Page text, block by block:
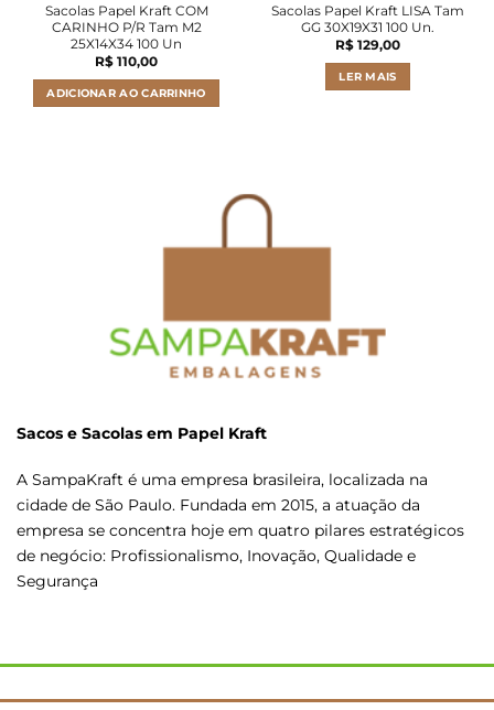
Sacolas Papel Kraft COM
CARINHO P/R Tam M2
25X14X34 100 Un
R$ 110,00
ADICIONAR AO CARRINHO
Sacolas Papel Kraft LISA Tam
GG 30X19X31 100 Un.
R$ 129,00
LER MAIS
Sacos e Sacolas em Papel Kraft
A SampaKraft é uma empresa brasileira, localizada na
cidade de São Paulo. Fundada em 2015, a atuação da
empresa se concentra hoje em quatro pilares estratégicos
de negócio: Profissionalismo, Inovação, Qualidade e
Segurança